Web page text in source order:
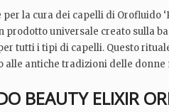
per la cura dei capelli di Orofluido
prodotto universale creato sulla
tutti i tipi di capelli. Questo
alle antiche tradizioni delle donne
BEAUTY ELIXIR